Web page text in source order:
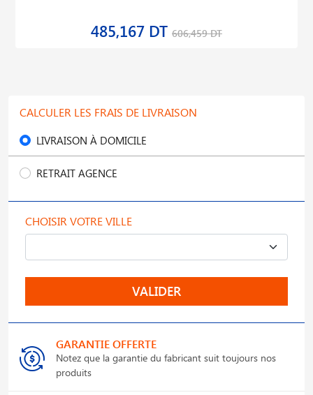
161,112 DT 201,390 DT
CALCULER LES FRAIS DE LIVRAISON
LIVRAISON À DOMICILE
RETRAIT AGENCE
CHOISIR VOTRE VILLE
VALIDER
GARANTIE OFFERTE
Notez que la garantie du fabricant suit toujours nos
produits